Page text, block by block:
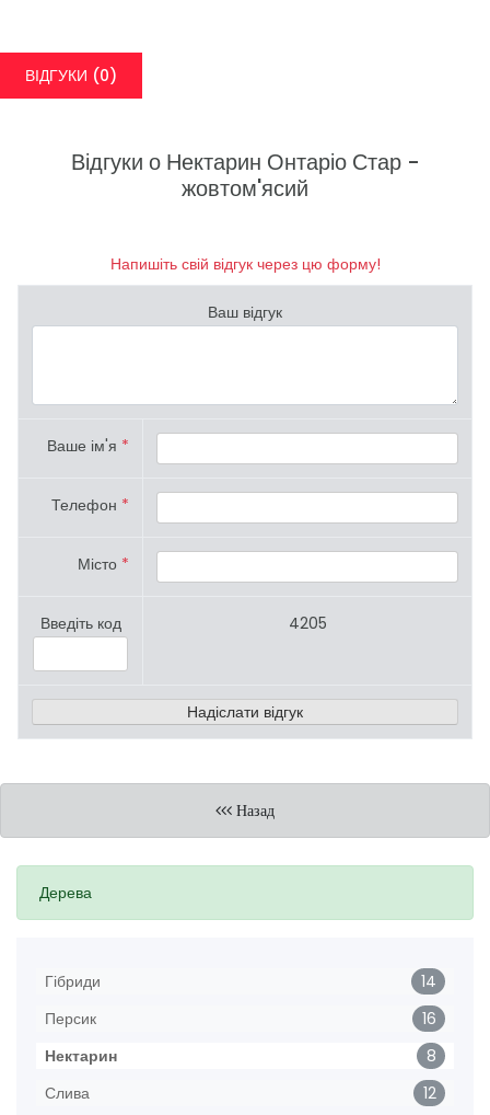
Дерева
Гібриди
14
Персик
16
Нектарин
8
Слива
12
ВІДГУКИ (0)
Відгуки о Нектарин Онтаріо Стар -
жовтом'ясий
Напишіть свій відгук через цю форму!
Ваш відгук
Ваше ім'я *
Телефон *
Місто *
Введіть код 4205
Назад